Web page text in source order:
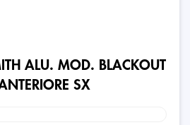
ALU. MOD. BLACKOUT
SX